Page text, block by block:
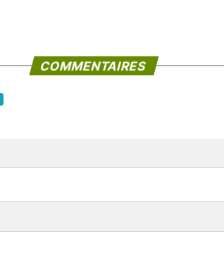
COMMENTAIRES